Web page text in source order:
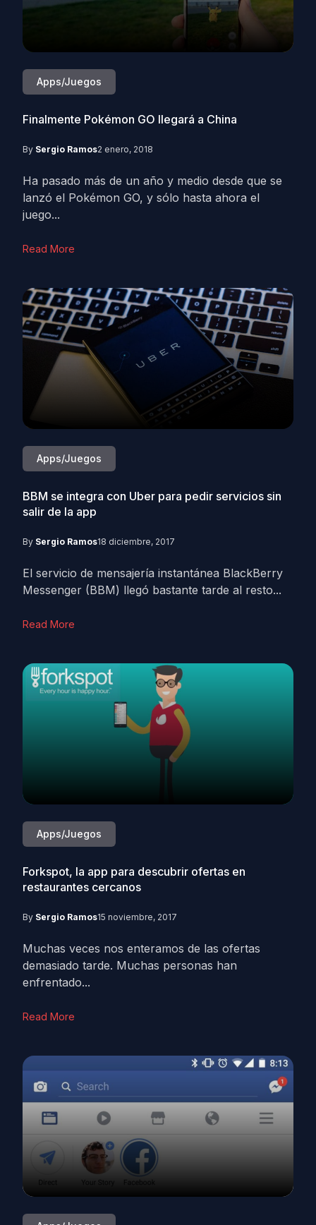
Apps/Juegos
Finalmente Pokémon GO llegará a China
By Sergio Ramos2 enero, 2018
Ha pasado más de un año y medio desde que se
lanzó el Pokémon GO, y sólo hasta ahora el
juego...
Read More
Apps/Juegos
BBM se integra con Uber para pedir servicios sin
salir de la app
By Sergio Ramos18 diciembre, 2017
El servicio de mensajería instantánea BlackBerry
Messenger (BBM) llegó bastante tarde al resto...
Read More
Apps/Juegos
Forkspot, la app para descubrir ofertas en
restaurantes cercanos
By Sergio Ramos15 noviembre, 2017
Muchas veces nos enteramos de las ofertas
demasiado tarde. Muchas personas han
enfrentado...
Read More